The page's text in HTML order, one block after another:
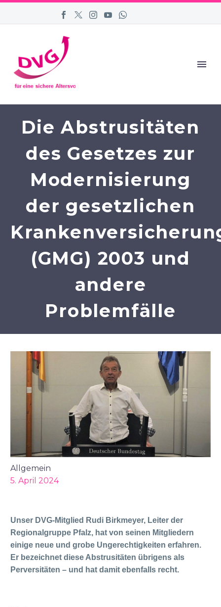
Die Abstrusitäten
des Gesetzes zur
Modernisierung
der gesetzlichen
(GMG) 2003 und
andere
Problemfälle
Allgemein
5. April 2024
Unser DVG-Mitglied Rudi Birkmeyer, Leiter der
Regionalgruppe Pfalz, hat von seinen Mitgliedern
einige neue und grobe Ungerechtigkeiten erfahren.
Er bezeichnet diese Abstrusitäten übrigens als
Perversitäten – und hat damit ebenfalls recht.